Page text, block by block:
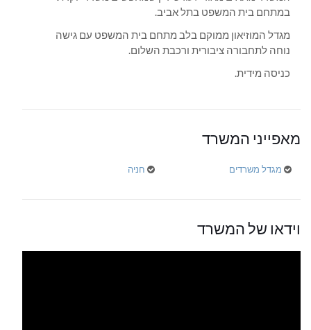
במתחם בית המשפט בתל אביב.
מגדל המוזיאון ממוקם בלב מתחם בית המשפט עם גישה
נוחה לתחבורה ציבורית ורכבת השלום.
כניסה מידית.
מאפייני המשרד
חניה מגדל משרדים
וידאו של המשרד